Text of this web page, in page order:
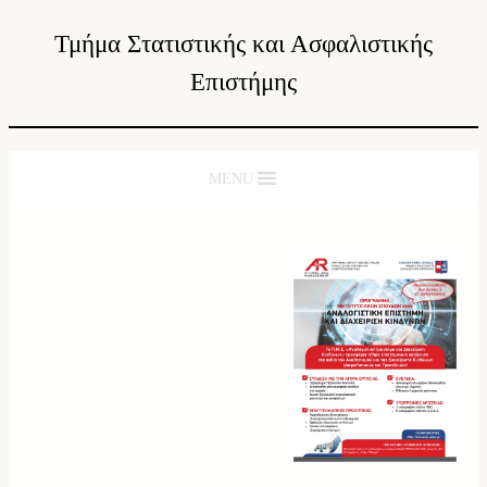
Τμήμα Στατιστικής και Ασφαλιστικής
Επιστήμης
MENU